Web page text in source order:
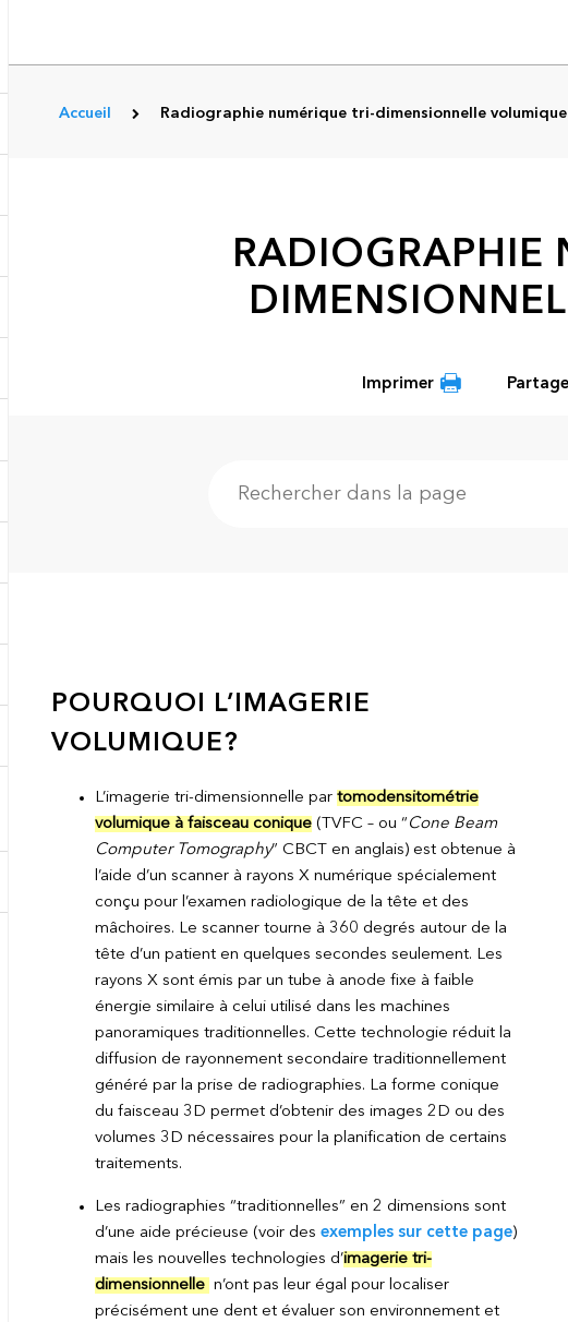
Accueil Radiographie numérique tri-dimensionnelle volumique
RADIOGRAPHIE
Imprimer
POURQUOI L’IMAGERIE
VOLUMIQUE?
L’imagerie tri-dimensionnelle par tomodensitométrie
volumique à faisceau conique(TVFC – ou “ Cone Beam
Computer Tomography” CBCT en anglais) est obtenue à
l’aide d’un scanner à rayons X numérique spécialement
conçu pour l’examen radiologique de la tête et des
mâchoires. Le scanner tourne à 360 degrés autour de la
tête d’un patient en quelques secondes seulement. Les
rayons X sont émis par un tube à anode fixe à faible
énergie similaire à celui utilisé dans les machines
panoramiques traditionnelles. Cette technologie réduit la
diffusion de rayonnement secondaire traditionnellement
généré par la prise de radiographies. La forme conique
du faisceau 3D permet d’obtenir des images 2D ou des
volumes 3D nécessaires pour la planification de certains
traitements.
Les radiographies “traditionnelles” en 2 dimensions sont
d’une aide précieuse (voir des exemples sur cette page)
mais les nouvelles technologies d’imagerie tri-
dimensionnelle n’ont pas leur égal pour localiser
précisément une dent et évaluer son environnement et